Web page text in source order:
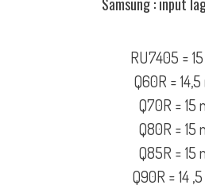
RU7405 =
Q60R =
Q70R = 15
Q80R = 15
Q85R = 15
Q90R = 14